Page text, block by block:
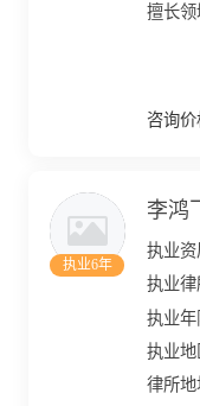
擅长
咨询价
执业6年
李鸿
执业资
执业律
执业年
执业
律所